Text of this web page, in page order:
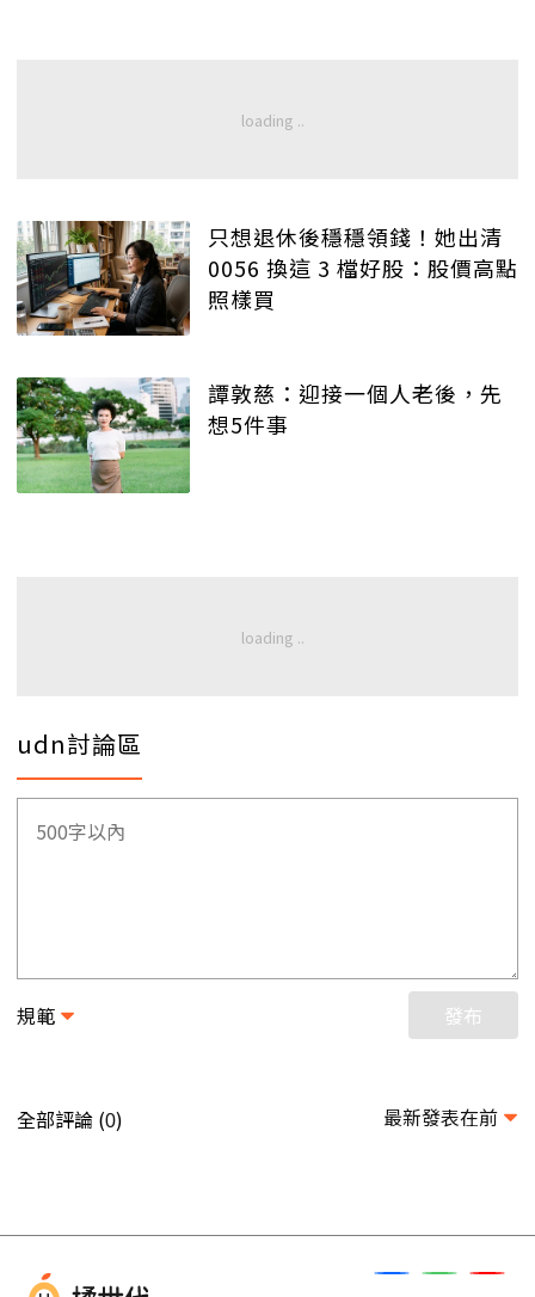
只想退休後穩穩領錢！她出清
0056 換這 3 檔好股：股價高點
照樣買
譚敦慈：迎接一個人老後，先
想5件事
udn討論區
規範 發布
全部評論 (0) 最新發表在前